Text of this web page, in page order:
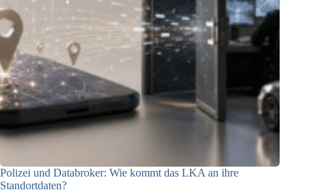
Polizei und Databroker: Wie kommt das LKA an ihre
Standortdaten?